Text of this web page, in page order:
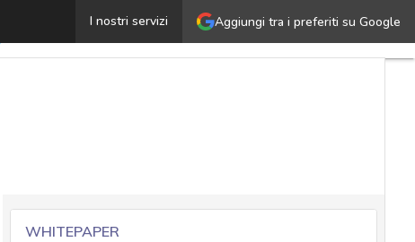
Aggiungi tra i preferiti su Google
I nostri servizi
Geoblocking, cosa cambia per chi vende e compra
WHITEPAPER